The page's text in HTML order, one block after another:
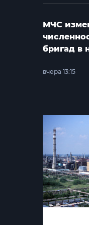
МЧС
бригад в
вчера 13:15